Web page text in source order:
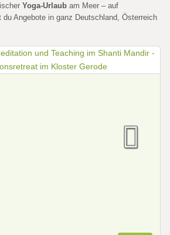
Yoga-Urlaub am Meer – auf
du Angebote in ganz Deutschland, Österreich